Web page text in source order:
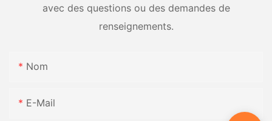
avec des questions ou des demandes de
renseignements.
Nom
E-Mail